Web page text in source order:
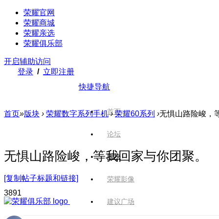
荣耀官网
荣耀商城
荣耀亲选
荣耀俱乐部
开启辅助访问
登录 / 立即注册
快捷导航
首页
论坛
版块
荣耀影像
建议广场
首页»版块 › 荣耀数字系列手机 › 荣耀60系列 ›无惧山路险峻，
无惧山路险峻，等我回家与你团聚。
[复制帖子标题和链接]
3891